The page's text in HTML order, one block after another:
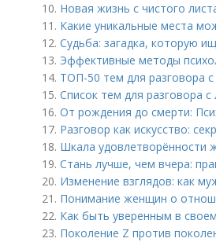
10. Новая жизнь с чистого
11. Какие уникальные места
12. Судьба: загадка, которую
13. Эффективные методы
14. ТОП-50 тем для разговора
15. Список тем для разговора
16. От рождения до смерти:
17. Разговор как искусство:
18. Шкала удовлетворённости
19. Стань лучше, чем вчера:
20. Изменение взглядов: как
21. Понимание женщин о
22. Как быть уверенным в
23. Поколение Z против